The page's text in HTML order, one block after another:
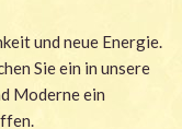
und neue Energie.
Sie ein in unsere
Moderne ein